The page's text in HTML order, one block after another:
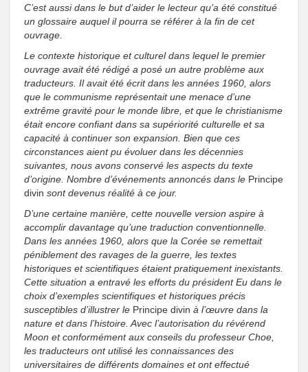
C’est aussi dans le but d’aider le lecteur qu’a été constitué
un glossaire auquel il pourra se référer à la fin de cet
ouvrage.
Le contexte historique et culturel dans lequel le premier
ouvrage avait été rédigé a posé un autre problème aux
traducteurs. Il avait été écrit dans les années 1960, alors
que le communisme représentait une menace d’une
extrême gravité pour le monde libre, et que le christianisme
était encore confiant dans sa supériorité culturelle et sa
capacité à continuer son expansion. Bien que ces
circonstances aient pu évoluer dans les décennies
suivantes, nous avons conservé les aspects du texte
d’origine. Nombre d’événements annoncés dans le Principe
divin sont devenus réalité à ce jour.
D’une certaine manière, cette nouvelle version aspire à
accomplir davantage qu’une traduction conventionnelle.
Dans les années 1960, alors que la Corée se remettait
péniblement des ravages de la guerre, les textes
historiques et scientifiques étaient pratiquement inexistants.
Cette situation a entravé les efforts du président Eu dans le
choix d’exemples scientifiques et historiques précis
susceptibles d’illustrer le Principe divin à l’œuvre dans la
nature et dans l’histoire. Avec l’autorisation du révérend
Moon et conformément aux conseils du professeur Choe,
les traducteurs ont utilisé les connaissances des
universitaires de différents domaines et ont effectué